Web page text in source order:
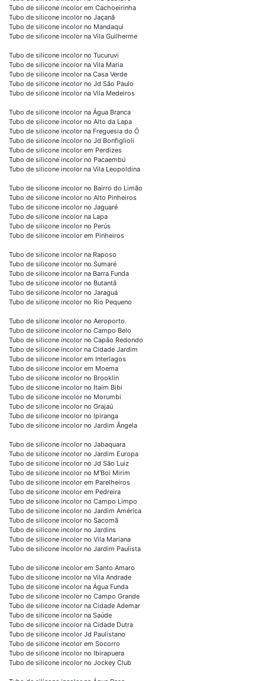
Tubo de silicone incolor em Cachoeirinha
Tubo de silicone incolor no Jaçanã
Tubo de silicone incolor no Mandaqui
Tubo de silicone incolor na Vila Guilherme
Tubo de silicone incolor no Tucuruvi
Tubo de silicone incolor na Vila Maria
Tubo de silicone incolor na Casa Verde
Tubo de silicone incolor no Jd São Paulo
Tubo de silicone incolor na Vila Medeiros
Tubo de silicone incolor na Água Branca
Tubo de silicone incolor no Alto da Lapa
Tubo de silicone incolor na Freguesia do Ó
Tubo de silicone incolor no Jd Bonfiglioli
Tubo de silicone incolor em Perdizes
Tubo de silicone incolor no Pacaembú
Tubo de silicone incolor na Vila Leopoldina
Tubo de silicone incolor no Bairro do Limão
Tubo de silicone incolor no Alto Pinheiros
Tubo de silicone incolor no Jaguaré
Tubo de silicone incolor na Lapa
Tubo de silicone incolor no Perús
Tubo de silicone incolor em Pinheiros
Tubo de silicone incolor na Raposo
Tubo de silicone incolor no Sumaré
Tubo de silicone incolor na Barra Funda
Tubo de silicone incolor no Butantã
Tubo de silicone incolor no Jaraguá
Tubo de silicone incolor no Rio Pequeno
Tubo de silicone incolor no Aeroporto.
Tubo de silicone incolor no Campo Belo
Tubo de silicone incolor no Capão Redondo
Tubo de silicone incolor na Cidade Jardim
Tubo de silicone incolor em Interlagos
Tubo de silicone incolor em Moema
Tubo de silicone incolor no Brooklin
Tubo de silicone incolor no Itaim Bibi
Tubo de silicone incolor no Morumbi
Tubo de silicone incolor no Grajaú
Tubo de silicone incolor no Ipiranga
Tubo de silicone incolor no Jardim Ângela
Tubo de silicone incolor no Jabaquara
Tubo de silicone incolor no Jardim Europa
Tubo de silicone incolor no Jd São Luiz
Tubo de silicone incolor no M'Boi Mirim
Tubo de silicone incolor em Parelheiros
Tubo de silicone incolor em Pedreira
Tubo de silicone incolor no Campo Limpo
Tubo de silicone incolor no Jardim América
Tubo de silicone incolor no Sacomã
Tubo de silicone incolor no Jardins
Tubo de silicone incolor no Vila Mariana
Tubo de silicone incolor no Jardim Paulista
Tubo de silicone incolor em Santo Amaro
Tubo de silicone incolor na Vila Andrade
Tubo de silicone incolor na Água Funda
Tubo de silicone incolor no Campo Grande
Tubo de silicone incolor na Cidade Ademar
Tubo de silicone incolor na Saúde
Tubo de silicone incolor na Cidade Dutra
Tubo de silicone incolor Jd Paulistano
Tubo de silicone incolor em Socorro
Tubo de silicone incolor no Ibirapuera
Tubo de silicone incolor no Jockey Club